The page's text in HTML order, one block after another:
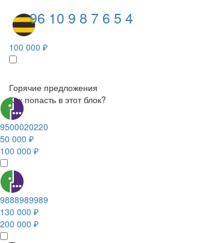
96 10 9 8 7 6 5 4
100 000 ₽
Горячие предложения
Как попасть в этот блок?
9500020220
50 000 ₽
100 000 ₽
9888989989
130 000 ₽
200 000 ₽